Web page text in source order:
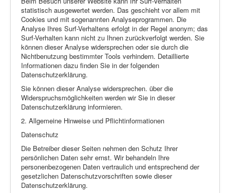
statistisch ausgewertet werden. Das geschieht vor allem mit
Cookies und mit sogenannten Analyseprogrammen. Die
Analyse Ihres Surf-Verhaltens erfolgt in der Regel anonym; das
Surf-Verhalten kann nicht zu Ihnen zurückverfolgt werden. Sie
können dieser Analyse widersprechen oder sie durch die
Nichtbenutzung bestimmter Tools verhindern. Detaillierte
Informationen dazu finden Sie in der folgenden
Datenschutzerklärung.
Sie können dieser Analyse widersprechen. über die
Widerspruchsmöglichkeiten werden wir Sie in dieser
Datenschutzerklärung informieren.
2. Allgemeine Hinweise und Pflichtinformationen
Datenschutz
Die Betreiber dieser Seiten nehmen den Schutz Ihrer
persönlichen Daten sehr ernst. Wir behandeln Ihre
personenbezogenen Daten vertraulich und entsprechend der
gesetzlichen Datenschutzvorschriften sowie dieser
Datenschutzerklärung.